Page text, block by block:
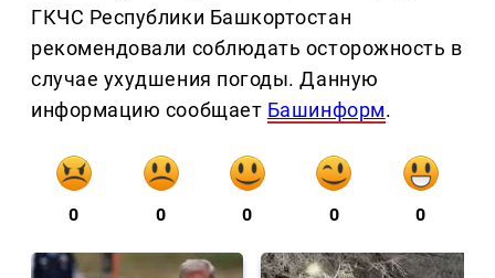
ГКЧС Республики Башкортостан
рекомендовали соблюдать осторожность в
случае ухудшения погоды. Данную
информацию сообщает Башинформ.
0 0 0 0 0